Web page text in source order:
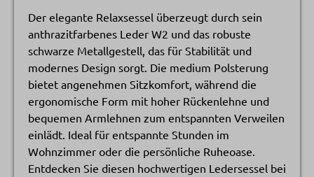
Der elegante Relaxsessel überzeugt durch sein
anthrazitfarbenes Leder W2 und das robuste
schwarze Metallgestell, das für Stabilität und
modernes Design sorgt. Die medium Polsterung
bietet angenehmen Sitzkomfort, während die
ergonomische Form mit hoher Rückenlehne und
bequemen Armlehnen zum entspannten Verweilen
einlädt. Ideal für entspannte Stunden im
Wohnzimmer oder die persönliche Ruheoase.
Entdecken Sie diesen hochwertigen Ledersessel bei